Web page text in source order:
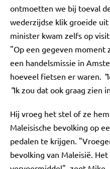
ontmoetten we bij toeval
wederzijdse klik groeide
minister kwam zelfs op
"Op een gegeven moment
een handelsmissie in
hoeveel fietsen er waren. "
"Ik zou dat ook graag zien
Hij vroeg het stel of ze
Maleisische bevolking op
pedalen te krijgen.
bevolking van Maleisië.